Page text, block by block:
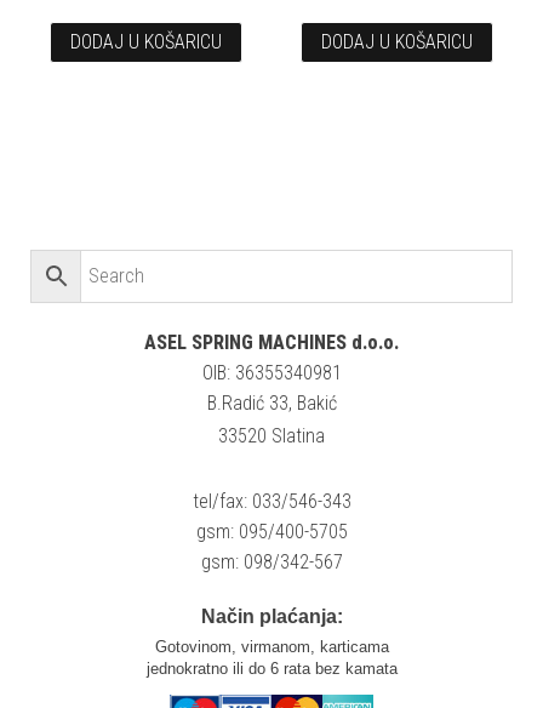
DODAJ U KOŠARICU DODAJ U KOŠARICU
ASEL SPRING MACHINES d.o.o.
OIB: 36355340981
B.Radić 33, Bakić
33520 Slatina
tel/fax: 033/546-343
gsm: 095/400-5705
gsm: 098/342-567
Način plaćanja:
Gotovinom, virmanom, karticama
jednokratno ili do 6 rata bez kamata